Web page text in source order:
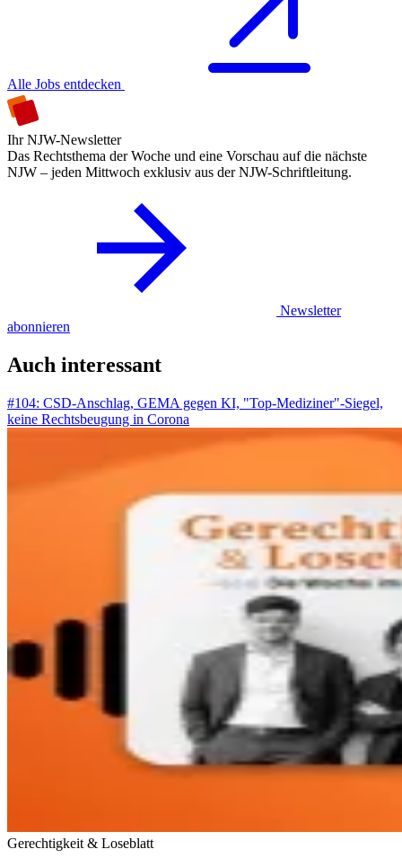
Alle Jobs entdecken
Ihr NJW-Newsletter
Das Rechtsthema der Woche und eine Vorschau auf die nächste
NJW – jeden Mittwoch exklusiv aus der NJW-Schriftleitung.
Newsletter
abonnieren
Auch interessant
#104: CSD-Anschlag, GEMA gegen KI, "Top-Mediziner"-Siegel,
keine Rechtsbeugung in Corona
Gerechtigkeit & Loseblatt